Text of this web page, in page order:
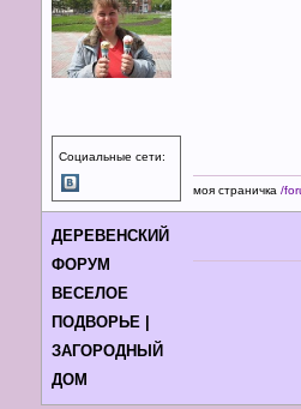
Социальные сети:
моя страничка /
ДЕРЕВЕНСКИЙ
ФОРУМ
ВЕСЕЛОЕ
ПОДВОРЬЕ |
ЗАГОРОДНЫЙ
ДОМ